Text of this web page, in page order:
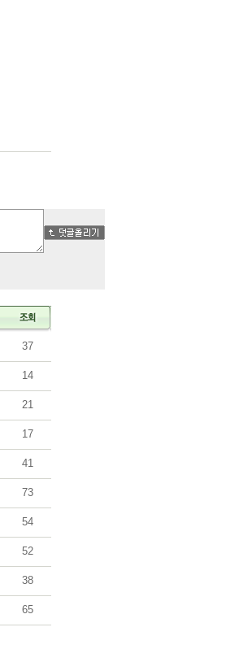
37
14
21
17
41
73
54
52
38
65